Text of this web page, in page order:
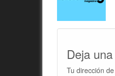
Deja
Tu dirección